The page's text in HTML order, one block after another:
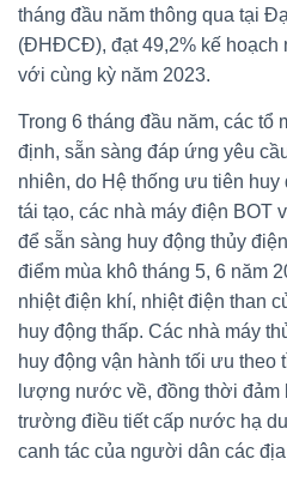
tháng đầu năm thông qua tại
(ĐHĐCĐ), đạt 49,2% kế hoạch
với cùng kỳ năm 2023.
Trong 6 tháng đầu năm, các tổ
định, sẵn sàng đáp ứng yêu
nhiên, do Hệ thống ưu tiên
tái tạo, các nhà máy điện BOT
để sẵn sàng huy động thủy
điểm mùa khô tháng 5, 6 năm
nhiệt điện khí, nhiệt điện than
huy động thấp. Các nhà máy
huy động vận hành tối ưu theo
lượng nước về, đồng thời đảm
trường điều tiết cấp nước hạ
canh tác của người dân các